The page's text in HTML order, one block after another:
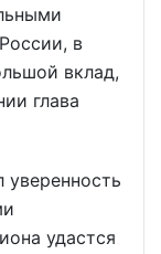
в
вклад,
глава
уверенность
удастся